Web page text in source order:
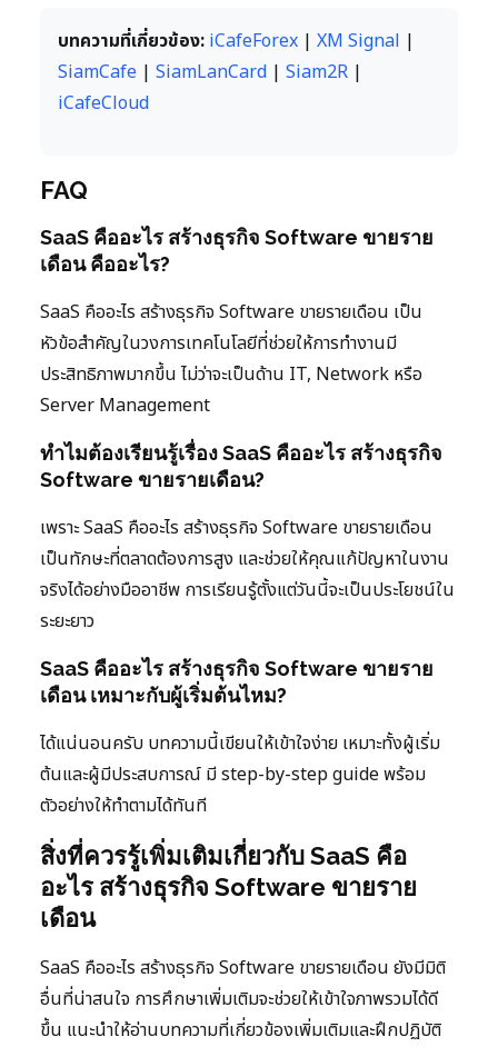
บทความที่เกี่ยวข้อง: iCafeForex | XM Signal |
SiamCafe | SiamLanCard | Siam2R |
iCafeCloud
FAQ
SaaS คืออะไร สร้างธุรกิจ Software ขายราย
เดือน คืออะไร?
SaaS คืออะไร สร้างธุรกิจ Software ขายรายเดือน เป็น
หัวข้อสำคัญในวงการเทคโนโลยีที่ช่วยให้การทำงานมี
ประสิทธิภาพมากขึ้น ไม่ว่าจะเป็นด้าน IT, Network หรือ
Server Management
ทำไมต้องเรียนรู้เรื่อง SaaS คืออะไร สร้างธุรกิจ
Software ขายรายเดือน?
เพราะ SaaS คืออะไร สร้างธุรกิจ Software ขายรายเดือน
เป็นทักษะที่ตลาดต้องการสูง และช่วยให้คุณแก้ปัญหาในงาน
จริงได้อย่างมืออาชีพ การเรียนรู้ตั้งแต่วันนี้จะเป็นประโยชน์ใน
ระยะยาว
SaaS คืออะไร สร้างธุรกิจ Software ขายราย
เดือน เหมาะกับผู้เริ่มต้นไหม?
ได้แน่นอนครับ บทความนี้เขียนให้เข้าใจง่าย เหมาะทั้งผู้เริ่ม
ต้นและผู้มีประสบการณ์ มี step-by-step guide พร้อม
ตัวอย่างให้ทำตามได้ทันที
สิ่งที่ควรรู้เพิ่มเติมเกี่ยวกับ SaaS คือ
อะไร สร้างธุรกิจ Software ขายราย
เดือน
SaaS คืออะไร สร้างธุรกิจ Software ขายรายเดือน ยังมีมิติ
อื่นที่น่าสนใจ การศึกษาเพิ่มเติมจะช่วยให้เข้าใจภาพรวมได้ดี
ขึ้น แนะนำให้อ่านบทความที่เกี่ยวข้องเพิ่มเติมและฝึกปฏิบัติ